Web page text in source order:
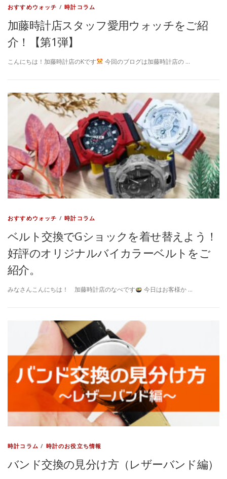
おすすめウォッチ /時計コラム
加藤時計店スタッフ愛用ウォッチをご紹
介！【第1弾】
こんにちは！加藤時計店のKです 今回のブログは加藤時計店の …
おすすめウォッチ /時計コラム
ベルト交換でGショックを着せ替えよう！
好評のオリジナルバイカラーベルトをご
紹介。
みなさんこんにちは！ 加藤時計店のなべです 今日はお客様か …
時計コラム / 時計のお役立ち情報
バンド交換の見分け方（レザーバンド編）